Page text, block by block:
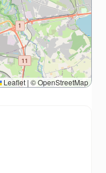
Leaflet | ©OpenStreetMap